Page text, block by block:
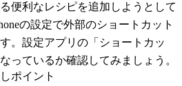
便利なレシピを追加しようとして
の設定で外部のショートカット
。設定アプリの「ショートカッ
っているか確認してみましょう。
ポイント